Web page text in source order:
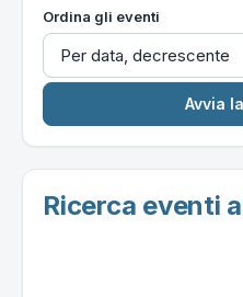
Ordina gli eventi
Ricerca eventi